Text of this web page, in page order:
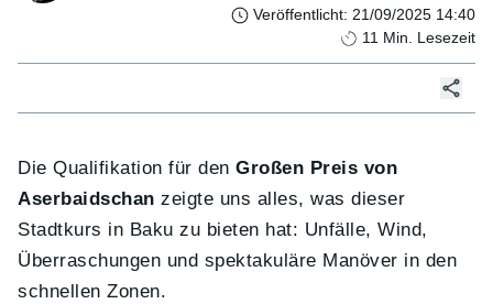
Veröffentlicht: 21/09/2025 14:40
11 Min. Lesezeit
Die Qualifikation für denGroßen Preis von
Aserbaidschan zeigte uns alles, was dieser
Stadtkurs in Baku zu bieten hat: Unfälle, Wind,
Überraschungen und spektakuläre Manöver in den
schnellen Zonen.